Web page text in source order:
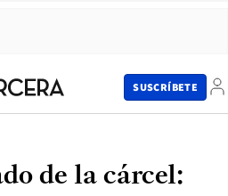
SUSCRÍBETE
de la cárcel: